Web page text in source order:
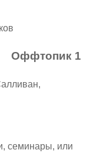
Оффтопик 1
семинары, или